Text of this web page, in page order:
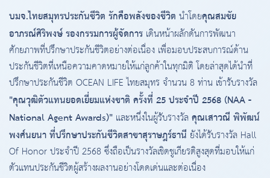
บมจ.ไทยสมุทรประกันชีวิต รักคือพลังของชีวิต นำโดยคุณสมชัย
อาภรณ์ศิริพงษ์ รองกรรมการผู้จัดการ เดินหน้าผลักดันการพัฒนา
ศักยภาพที่ปรึกษาประกันชีวิตอย่างต่อเนื่อง เพื่อมอบประสบการณ์ด้าน
ประกันชีวิตที่เหนือความคาดหมายให้แก่ลูกค้าในทุกมิติ โดยล่าสุดได้นำที่
ปรึกษาประกันชีวิต OCEAN LIFE ไทยสมุทร จำนวน 8 ท่าน เข้ารับรางวัล
"คุณวุฒิตัวแทนยอดเยี่ยมแห่งชาติ ครั้งที่ 25 ประจำปี 2568 (NAA -
National Agent Awards)" และหนึ่งในผู้รับรางวัลคุณเสาวณี พิพัฒน์
พงศ์นยนา ที่ปรึกษาประกันชีวิตสาขาสุราษฎร์ธานี ยังได้รับรางวัล Hall
Of Honor ประจำปี 2568 ซึ่งถือเป็นรางวัลเชิดชูเกียรติสูงสุดที่มอบให้แก่
ตัวแทนประกันชีวิตผู้สร้างผลงานอย่างโดดเด่นและต่อเนื่อง